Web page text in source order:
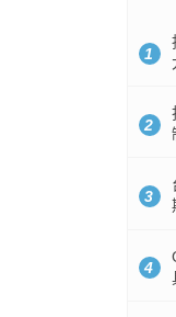
1
2
3
4